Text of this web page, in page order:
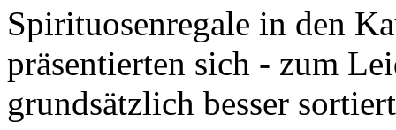
Spirituosenregale in den
präsentierten sich - zum
grundsätzlich besser